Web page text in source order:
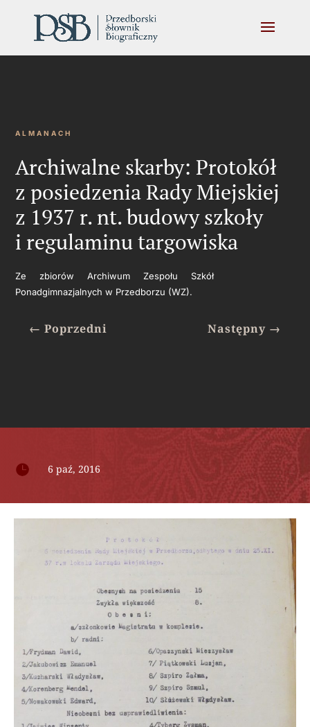
ALMANACH
Archiwalne skarby: Protokół
z posiedzenia Rady Miejskiej
z 1937 r. nt. budowy szkoły
i regulaminu targowiska
Ze zbiorów Archiwum Zespołu Szkół
Ponadgimnazjalnych w Przedborzu (WZ).
←Poprzedni Następny→
 6 paź, 2016